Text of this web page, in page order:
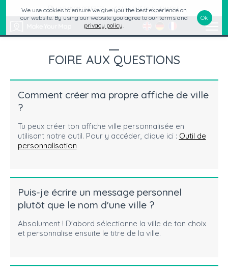
LIVRAISON OFFERTE* FABRIQUÉ EN ALLEMAGNE
FOIRE AUX QUESTIONS
Comment créer ma propre affiche de ville
?
Tu peux créer ton affiche ville personnalisée en
utilisant notre outil. Pour y accéder, clique ici : Outil de
personnalisation
Puis-je écrire un message personnel
plutôt que le nom d'une ville ?
Absolument ! D'abord sélectionne la ville de ton choix
et personnalise ensuite le titre de la ville.
We use cookies to ensure we give you the best experience on
our website. By using our website you agree to our terms and
privacy policy.
Ok